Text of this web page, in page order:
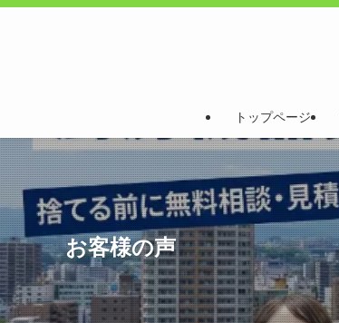
トップページ
お客様の声